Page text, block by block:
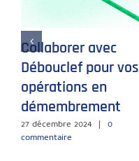
Collaborer avec
Débouclef pour vos
opérations en
démembrement
27 décembre 2024 | 0
commentaire